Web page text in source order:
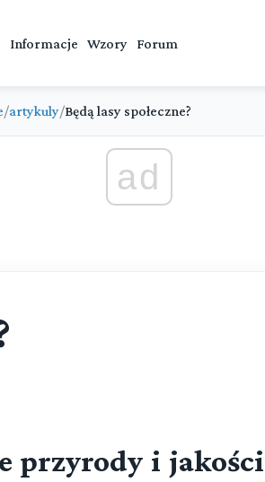
Informacje Wzory Forum
/artykuly/Będą lasy społeczne?
ad
przyrody i jakości